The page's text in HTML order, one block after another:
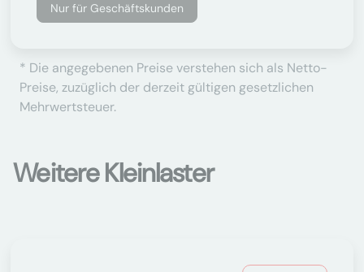
Nur für Geschäftskunden
* Die angegebenen Preise verstehen sich als Netto-
Preise, zuzüglich der derzeit gültigen gesetzlichen
Mehrwertsteuer.
Weitere Kleinlaster